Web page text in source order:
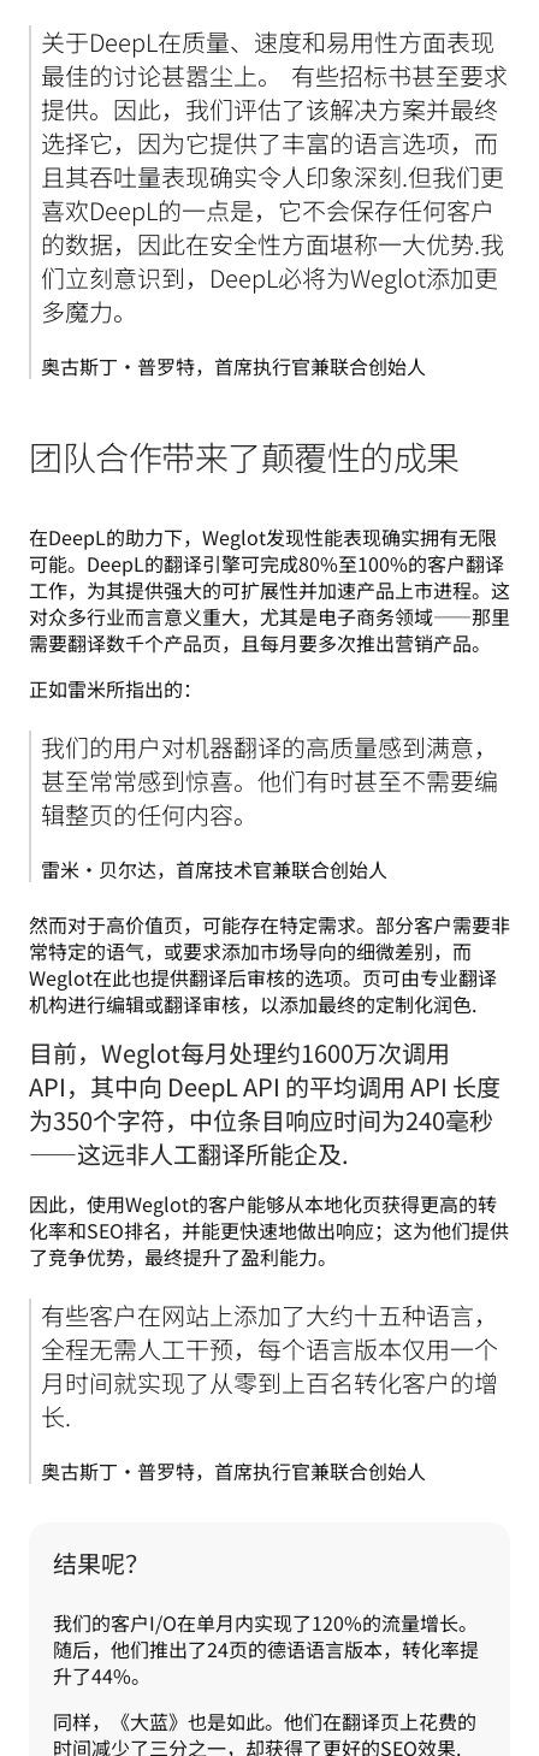
关于DeepL在质量、速度和易用性方面表现
最佳的讨论甚嚣尘上。  有些招标书甚至要求
提供。因此，我们评估了该解决方案并最终
选择它，因为它提供了丰富的语言选项，而
且其吞吐量表现确实令人印象深刻.但我们更
喜欢DeepL的一点是，它不会保存任何客户
的数据，因此在安全性方面堪称一大优势.我
们立刻意识到，DeepL必将为Weglot添加更
多魔力。
奥古斯丁·普罗特，首席执行官兼联合创始人
团队合作带来了颠覆性的成果
在DeepL的助力下，Weglot发现性能表现确实拥有无限
可能。DeepL的翻译引擎可完成80%至100%的客户翻译
工作，为其提供强大的可扩展性并加速产品上市进程。这
对众多行业而言意义重大，尤其是电子商务领域——那里
需要翻译数千个产品页，且每月要多次推出营销产品。
正如雷米所指出的：
我们的用户对机器翻译的高质量感到满意，
甚至常常感到惊喜。他们有时甚至不需要编
辑整页的任何内容。
雷米·贝尔达，首席技术官兼联合创始人
然而对于高价值页，可能存在特定需求。部分客户需要非
常特定的语气，或要求添加市场导向的细微差别，而
Weglot在此也提供翻译后审核的选项。页可由专业翻译
机构进行编辑或翻译审核，以添加最终的定制化润色.
目前，Weglot每月处理约1600万次调用
API，其中向 DeepL API 的平均调用 API 长度
为350个字符，中位条目响应时间为240毫秒
——这远非人工翻译所能企及.
因此，使用Weglot的客户能够从本地化页获得更高的转
化率和SEO排名，并能更快速地做出响应；这为他们提供
了竞争优势，最终提升了盈利能力。
有些客户在网站上添加了大约十五种语言，
全程无需人工干预，每个语言版本仅用一个
月时间就实现了从零到上百名转化客户的增
长.
奥古斯丁·普罗特，首席执行官兼联合创始人
结果呢？
我们的客户I/O在单月内实现了120%的流量增长。
随后，他们推出了24页的德语语言版本，转化率提
升了44%。
同样，《大蓝》也是如此。他们在翻译页上花费的
时间减少了三分之一，却获得了更好的SEO效果.